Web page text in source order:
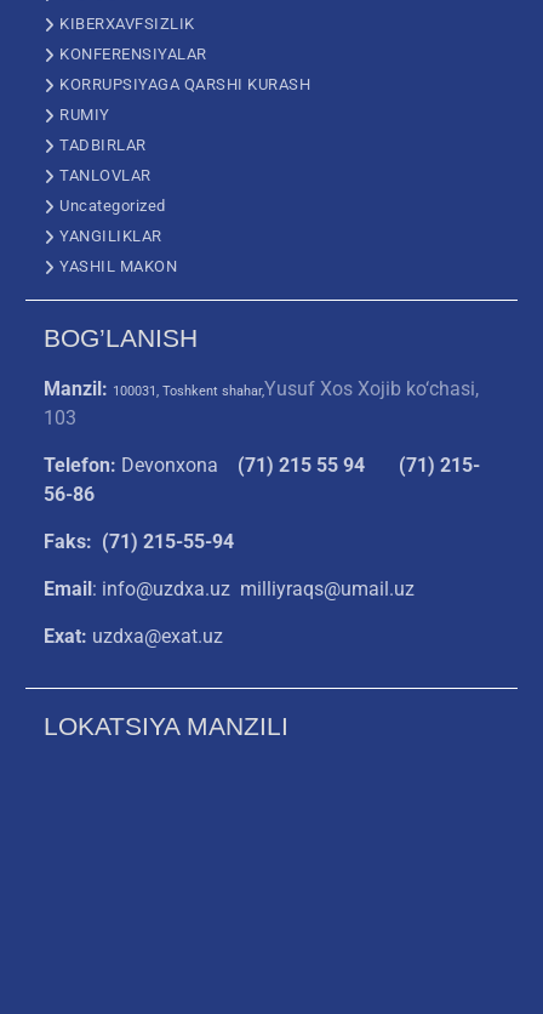
KIBERXAVFSIZLIK
KONFERENSIYALAR
KORRUPSIYAGA QARSHI KURASH
RUMIY
TADBIRLAR
TANLOVLAR
Uncategorized
YANGILIKLAR
YASHIL MAKON
BOG’LANISH
Manzil: 100031, Toshkent shahar,Yusuf Xos Xojib ko‘chasi,
103
Telefon: Devonxona (71) 215 55 94
(71) 215-
56-86
Faks: (71) 215-55-94
Email: info@uzdxa.uz milliyraqs@umail.uz
Exat: uzdxa@exat.uz
LOKATSIYA MANZILI